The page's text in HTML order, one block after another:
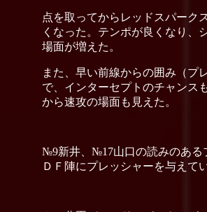
点を取ってからレッドスパーク
くなった。テンポが良くなり、
場面が増えた。
また、早い前線からの囲み（プ
で、インターセプトのチャンス
から速攻の場面も見えた。
№9新井、№17山口の読みのある
ＤＦ陣にプレッシャーを与えて